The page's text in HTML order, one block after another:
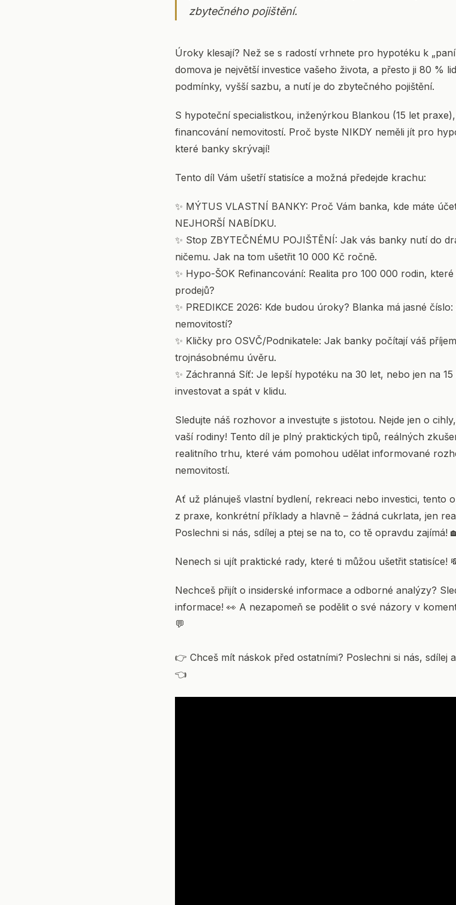
zbytečného pojištění.
Úroky klesají? Než se s radostí vrhnete pro hypotéku k
domova je největší investice vašeho života, a přesto ji 80 %
podmínky, vyšší sazbu, a nutí je do zbytečného pojištění.
S hypoteční specialistkou, inženýrkou Blankou (15 let
financování nemovitostí. Proč byste NIKDY neměli jít pro
které banky skrývají!
Tento díl Vám ušetří statisíce a možná předejde krachu:
✨ MÝTUS VLASTNÍ BANKY: Proč Vám banka, kde máte
NEJHORŠÍ NABÍDKU.
✨ Stop ZBYTEČNÉMU POJIŠTĚNÍ: Jak vás banky nutí do
ničemu. Jak na tom ušetřit 10 000 Kč ročně.
✨ Hypo-ŠOK Refinancování: Realita pro 100 000 rodin,
prodejů?
✨ PREDIKCE 2026: Kde budou úroky? Blanka má jasné
nemovitostí?
✨ Kličky pro OSVČ/Podnikatele: Jak banky počítají váš
trojnásobnému úvěru.
✨ Záchranná Síť: Je lepší hypotéku na 30 let, nebo jen na
investovat a spát v klidu.
Sledujte náš rozhovor a investujte s jistotou. Nejde jen o
vaší rodiny! Tento díl je plný praktických tipů, reálných
realitního trhu, které vám pomohou udělat informované
nemovitostí.
Ať už plánuješ vlastní bydlení, rekreaci nebo investici, tento
z praxe, konkrétní příklady a hlavně – žádná cukrlata, jen
Poslechni si nás, sdílej a ptej se na to, co tě opravdu zajímá!
Nenech si ujít praktické rady, které ti můžou ušetřit statisíce!
Nechceš přijít o insiderské informace a odborné analýzy?
informace! 👀 A nezapomeň se podělit o své názory v
💬
👉 Chceš mít náskok před ostatními? Poslechni si nás, sdílej
👈